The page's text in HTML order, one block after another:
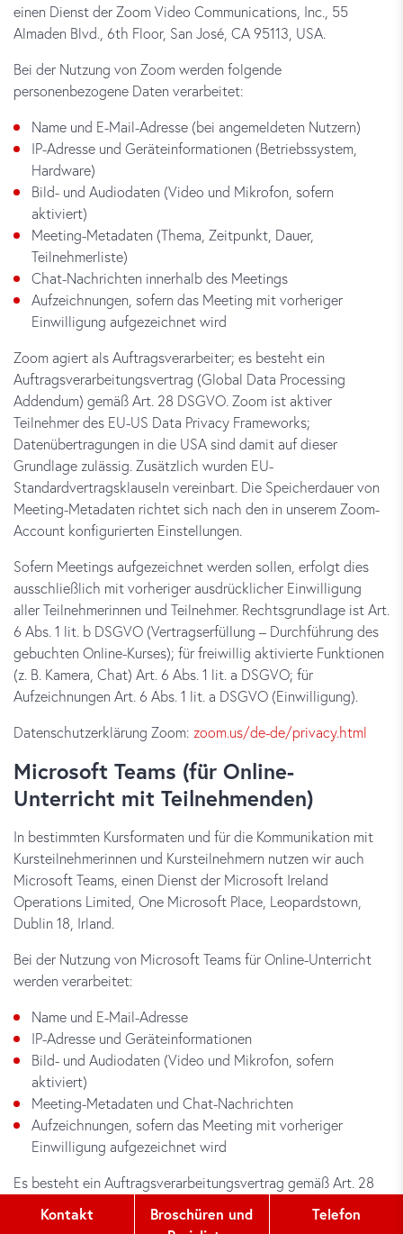
einen Dienst der Zoom Video Communications, Inc., 55
Almaden Blvd., 6th Floor, San José, CA 95113, USA.
Bei der Nutzung von Zoom werden folgende
personenbezogene Daten verarbeitet:
Name und E-Mail-Adresse (bei angemeldeten Nutzern)
IP-Adresse und Geräteinformationen (Betriebssystem,
Hardware)
Bild- und Audiodaten (Video und Mikrofon, sofern
aktiviert)
Meeting-Metadaten (Thema, Zeitpunkt, Dauer,
Teilnehmerliste)
Chat-Nachrichten innerhalb des Meetings
Aufzeichnungen, sofern das Meeting mit vorheriger
Einwilligung aufgezeichnet wird
Zoom agiert als Auftragsverarbeiter; es besteht ein
Auftragsverarbeitungsvertrag (Global Data Processing
Addendum) gemäß Art. 28 DSGVO. Zoom ist aktiver
Teilnehmer des EU-US Data Privacy Frameworks;
Datenübertragungen in die USA sind damit auf dieser
Grundlage zulässig. Zusätzlich wurden EU-
Standardvertragsklauseln vereinbart. Die Speicherdauer von
Meeting-Metadaten richtet sich nach den in unserem Zoom-
Account konfigurierten Einstellungen.
Sofern Meetings aufgezeichnet werden sollen, erfolgt dies
ausschließlich mit vorheriger ausdrücklicher Einwilligung
aller Teilnehmerinnen und Teilnehmer. Rechtsgrundlage ist Art.
6 Abs. 1 lit. b DSGVO (Vertragserfüllung – Durchführung des
gebuchten Online-Kurses); für freiwillig aktivierte Funktionen
(z. B. Kamera, Chat) Art. 6 Abs. 1 lit. a DSGVO; für
Aufzeichnungen Art. 6 Abs. 1 lit. a DSGVO (Einwilligung).
Datenschutzerklärung Zoom: zoom.us/de-de/privacy.html
Microsoft Teams (für Online-
Unterricht mit Teilnehmenden)
In bestimmten Kursformaten und für die Kommunikation mit
Kursteilnehmerinnen und Kursteilnehmern nutzen wir auch
Microsoft Teams, einen Dienst der Microsoft Ireland
Operations Limited, One Microsoft Place, Leopardstown,
Dublin 18, Irland.
Bei der Nutzung von Microsoft Teams für Online-Unterricht
werden verarbeitet:
Name und E-Mail-Adresse
IP-Adresse und Geräteinformationen
Bild- und Audiodaten (Video und Mikrofon, sofern
aktiviert)
Meeting-Metadaten und Chat-Nachrichten
Aufzeichnungen, sofern das Meeting mit vorheriger
Einwilligung aufgezeichnet wird
Es besteht ein Auftragsverarbeitungsvertrag gemäß Art. 28
DSGVO; Datenübertragungen in die USA erfolgen auf Basis
der EU-Standardvertragsklauseln und des EU-US Data
Kontakt
Broschüren und
Telefon